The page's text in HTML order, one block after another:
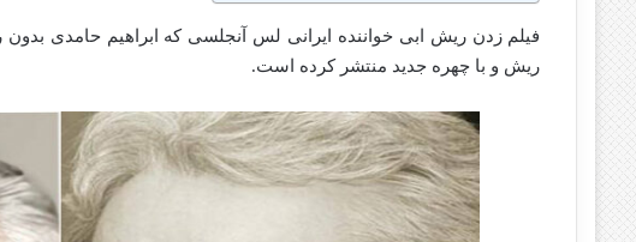
فیلم زدن ریش ابی خواننده ایرانی لس آنجلسی که ابراهیم حامدی
ریش و با چهره جدید منتشر کرده است.